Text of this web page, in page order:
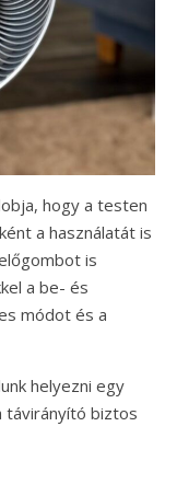
hogy a testen
a használatát is
is
a be- és
módot és a
helyezni egy
távirányító biztos